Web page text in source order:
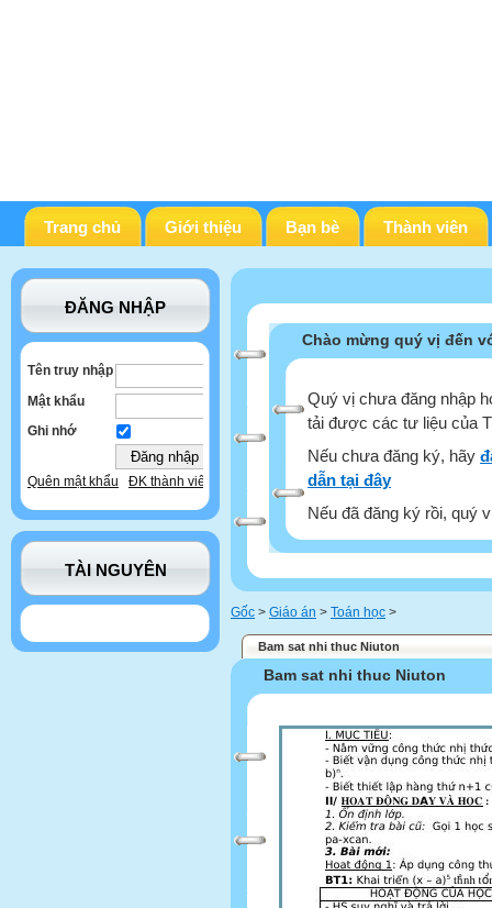
Trang chủ Giới thiệu Bạn bè Thành viên
ĐĂNG NHẬP
Tên truy nhập
Mật khẩu
Ghi nhớ
Quên mật khẩu ĐK thành viên
TÀI NGUYÊN
Chào mừng quý vị đến
Quý vị chưa đăng nhập
tải được các tư liệu của
Nếu chưa đăng ký, hãy
dẫn tại đây
Nếu đã đăng ký rồi, quý
Gốc > Giáo án > Toán học >
Bam sat nhi thuc Niuton
Bam sat nhi thuc Niuton